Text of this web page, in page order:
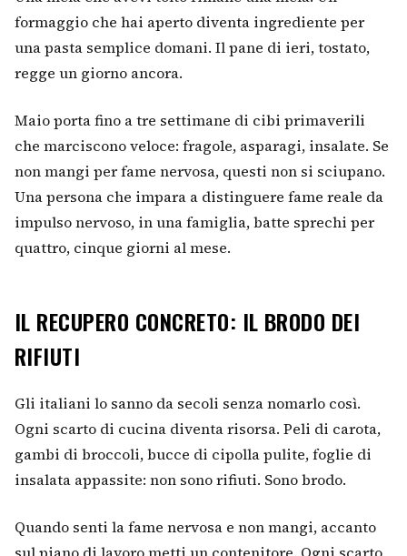
formaggio che hai aperto diventa ingrediente per
una pasta semplice domani. Il pane di ieri, tostato,
regge un giorno ancora.
Maio porta fino a tre settimane di cibi primaverili
che marciscono veloce: fragole, asparagi, insalate. Se
non mangi per fame nervosa, questi non si sciupano.
Una persona che impara a distinguere fame reale da
impulso nervoso, in una famiglia, batte sprechi per
quattro, cinque giorni al mese.
IL RECUPERO CONCRETO: IL BRODO DEI
RIFIUTI
Gli italiani lo sanno da secoli senza nomarlo così.
Ogni scarto di cucina diventa risorsa. Peli di carota,
gambi di broccoli, bucce di cipolla pulite, foglie di
insalata appassite: non sono rifiuti. Sono brodo.
Quando senti la fame nervosa e non mangi, accanto